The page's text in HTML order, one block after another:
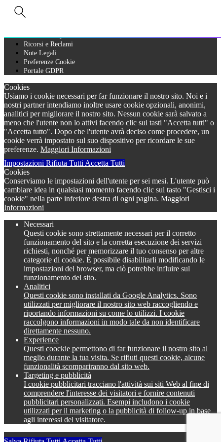
A Bureau Veritas Company
Cookie Policy
Ricorsi e Reclami
Note Legali
Preferenze Cookie
Portale GDPR
Cookies
Usiamo i cookie necessari per far funzionare il nostro sito. Noi e i
nostri partner intendiamo inoltre usare cookie opzionali, anonimi,
analitici per migliorare il nostro sito. Nessun cookie sarà salvato a
meno che l'utente non lo attivi facendo clic sui tasti "Accetta tutti" o
"Accetta tutto". Dopo che l'utente avrà deciso come procedere, un
cookie verrà impostato sul suo dispositivo per ricordare le sue
preferenze. Maggiori Informazioni
Impostazioni Rifiuta TuttiAccetta Tutti
Cookies
Conserviamo le impostazioni dell'utente per sei mesi. L'utente può
cambiare idea in qualsiasi momento facendo clic sul tasto "Gestisci i
cookie" nella parte inferiore destra di ogni pagina. Maggiori
Informazioni
Necessari
Questi cookie sono strettamente necessari per il corretto
funzionamento del sito e la corretta esecuzione dei servizi
richiesti, nonché per memorizzare il tuo consenso per altre
categorie di cookie. È possibile disabilitarli modificando le
impostazioni del browser, ma ciò potrebbe influire sul
funzionamento del sito.
Analitici
Questi cookie sono installati da Google Analytics. Sono
utilizzati per migliorare il nostro sito web raccogliendo e
riportando informazioni su come lo utilizzi. I cookie
raccolgono informazioni in modo tale da non identificare
direttamente nessuno.
Experience
Questi coockie permettono di far funzionare il nostro sito al
meglio durante la tua visita. Se rifiuti questi cookie, alcune
funzionalità scompariranno dal sito web.
Targeting e pubblicità
I cookie pubblicitari tracciano l'attività sui siti Web al fine di
comprendere l'interesse dei visitatori e fornire contenuti
pubblicitari personalizzati. Esempi includono i cookie
utilizzati per il marketing o la pubblicità di follow-up in base
agli interessi del visitatore.